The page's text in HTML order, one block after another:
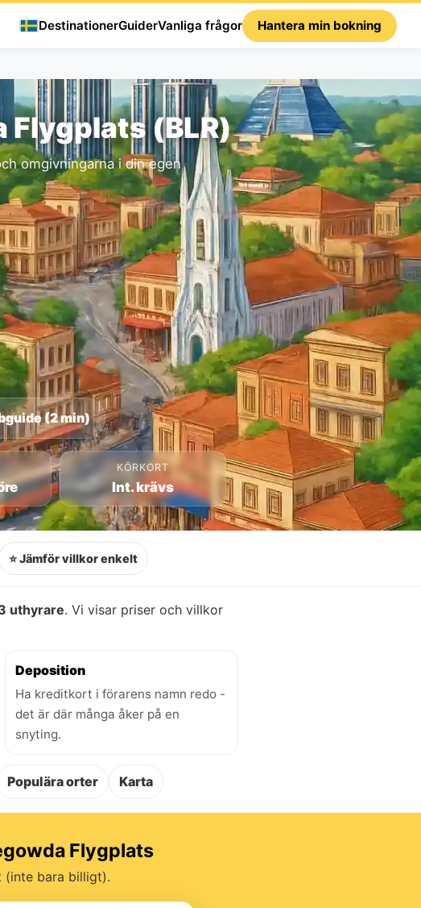
DestinationerGuiderVanliga frågor Hantera min bokning
Flygplats (BLR)
omgivningarna i din egen
(2 min)
KÖRKORT
Int. krävs
⭐ Jämför villkor enkelt
uthyrare. Vi visar priser och villkor
Deposition
Ha kreditkort i förarens namn redo -
det är där många åker på en
snyting.
Populära orter Karta
Flygplats
(inte bara billigt).